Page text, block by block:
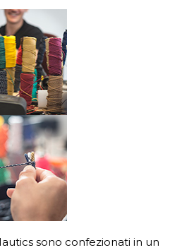
sono confezionati in un